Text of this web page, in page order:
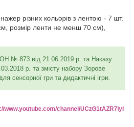
різних кольорів з лентою - 7 шт.
розмір ленти не менш 70 см),
№ 873 від 21.06.2019 р. та Наказу
р. та змісту набору Зорове
сенсорної гри та дидактичні ігри.
www.youtube.com/channel/UCzG1tAZR7IyI